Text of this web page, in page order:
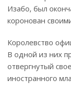
Изабо, был
коронован
Королевство
В одной из них
отвергнутый
иностранного